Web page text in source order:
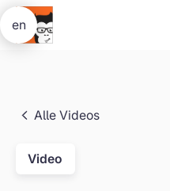
en
Alle Videos
Video